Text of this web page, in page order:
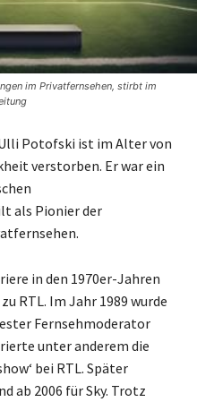
im Privatfernsehen, stirbt im
Potofski ist im Alter von
verstorben. Er war ein
als Pionier der
in den 1970er-Jahren
RTL. Im Jahr 1989 wurde
Fernsehmoderator
unter anderem die
bei RTL. Später
ab 2006 für Sky. Trotz